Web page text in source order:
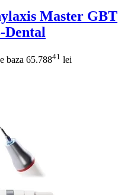
Master GBT
Dental
baza 65.78841 lei